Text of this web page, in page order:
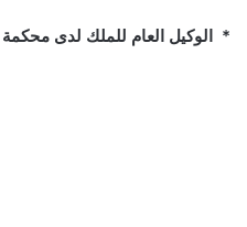
* الوكيل العام للملك لدى